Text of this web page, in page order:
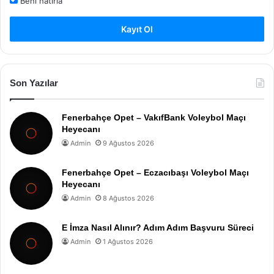
Kayıt Ol
Son Yazılar
Fenerbahçe Opet – VakıfBank Voleybol Maçı
Heyecanı
Admin 9 Ağustos 2026
Fenerbahçe Opet – Eczacıbaşı Voleybol Maçı
Heyecanı
Admin 8 Ağustos 2026
E İmza Nasıl Alınır? Adım Adım Başvuru Süreci
Admin 1 Ağustos 2026